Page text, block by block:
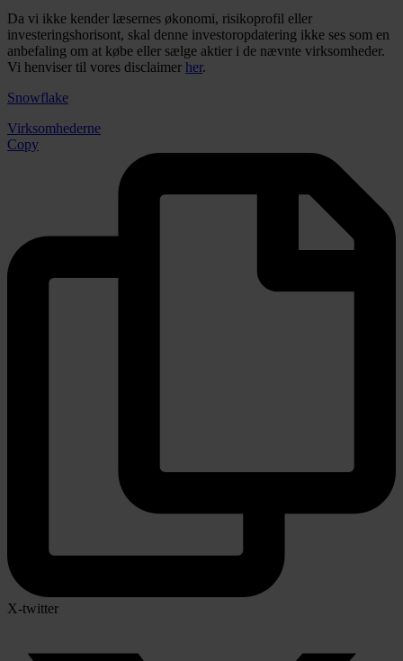
Da vi ikke kender læsernes økonomi, risikoprofil eller
investeringshorisont, skal denne investoropdatering ikke ses som en
anbefaling om at købe eller sælge aktier i de nævnte virksomheder.
Vi henviser til vores disclaimer her.
Snowflake
Virksomhederne
Copy
X-twitter